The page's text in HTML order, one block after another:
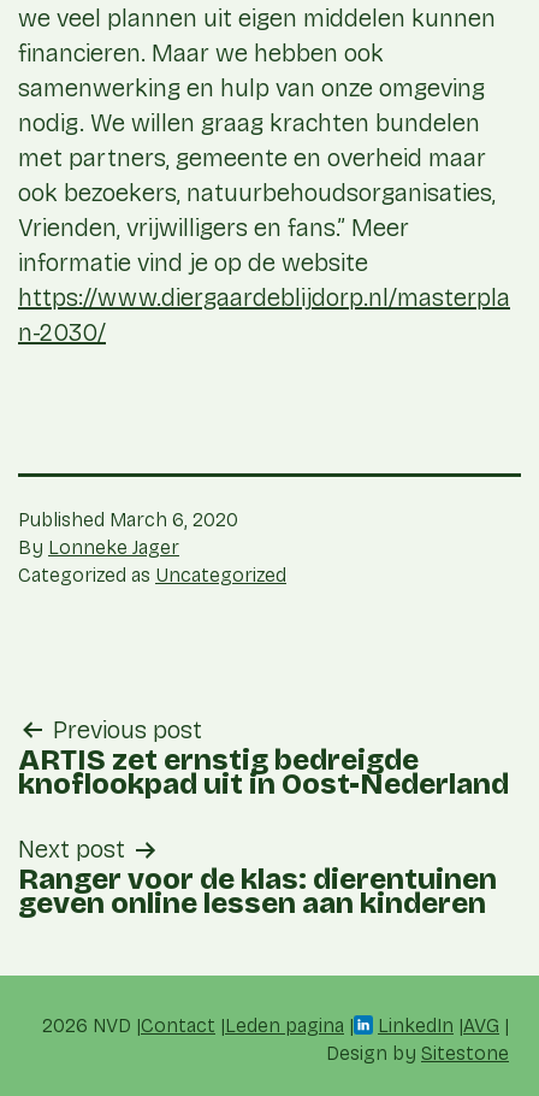
we veel plannen uit eigen middelen kunnen
financieren. Maar we hebben ook
samenwerking en hulp van onze omgeving
nodig. We willen graag krachten bundelen
met partners, gemeente en overheid maar
ook bezoekers, natuurbehoudsorganisaties,
Vrienden, vrijwilligers en fans.” Meer
informatie vind je op de website
https://www.diergaardeblijdorp.nl/masterpla
n-2030/
Published March 6, 2020
By Lonneke Jager
Categorized as Uncategorized
post
navigation
Previous post
ARTIS zet ernstig bedreigde
knoflookpad uit in Oost-Nederland
Next post
Ranger voor de klas: dierentuinen
geven online lessen aan kinderen
2026 NVD Contact Leden pagina LinkedIn AVG
Design by Sitestone